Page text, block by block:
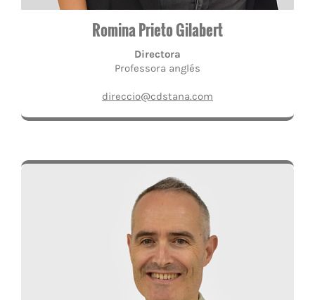
Romina Prieto Gilabert
Directora
Professora anglés
direccio@cdstana.com